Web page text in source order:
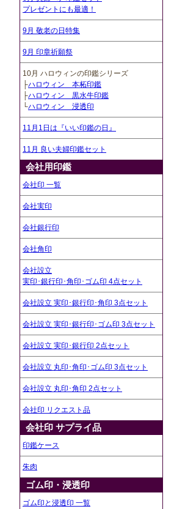
プレゼントにも最適！
9月 敬老の日特集
9月 印章祈願祭
10月 ハロウィンの印鑑シリーズ
├ハロウィン 本柘印鑑
├ハロウィン 黒水牛印鑑
└ハロウィン 浸透印
11月1日は『いい印鑑の日』
11月 良い夫婦印鑑セット
会社用印鑑
会社印 一覧
会社実印
会社銀行印
会社角印
会社設立
実印･銀行印･角印･ゴム印 4点セット
会社設立 実印･銀行印･角印 3点セット
会社設立 実印･銀行印･ゴム印 3点セット
会社設立 実印･銀行印 2点セット
会社設立 丸印･角印･ゴム印 3点セット
会社設立 丸印･角印 2点セット
会社印 リクエスト品
会社印 サプライ品
印鑑ケース
朱肉
ゴム印・浸透印
ゴム印と浸透印 一覧